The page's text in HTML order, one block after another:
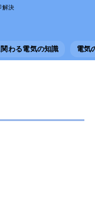
解決
わる電気の知識 電気